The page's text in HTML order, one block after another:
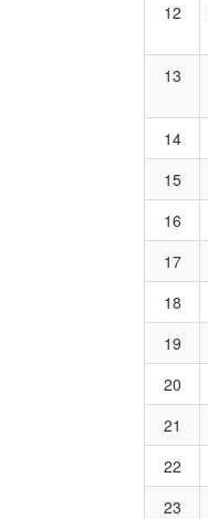
12
13
14
15
16
17
18
19
20
21
22
23